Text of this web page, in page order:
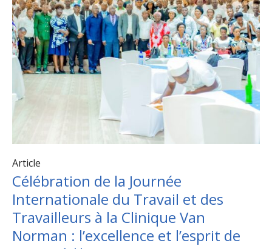
Article
Célébration de la Journée
Internationale du Travail et des
Travailleurs à la Clinique Van
Norman : l’excellence et l’esprit de